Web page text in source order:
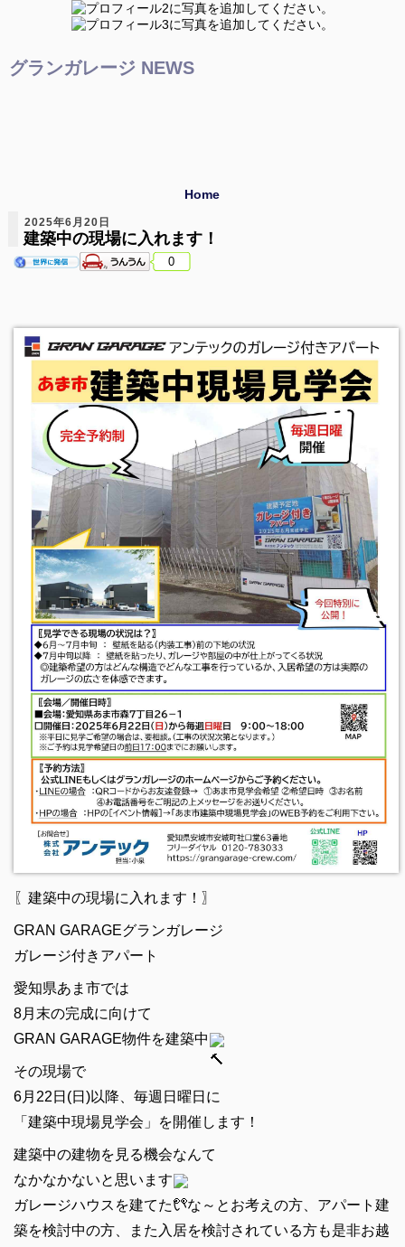
グランガレージ NEWS
Home
2025年6月20日
建築中の現場に入れます！
0
〖建築中の現場に入れます！〗
GRAN GARAGEグランガレージ
ガレージ付きアパート
愛知県あま市では
8月末の完成に向けて
GRAN GARAGE物件を建築中
その現場で
6月22日(日)以降、毎週日曜日に
「建築中現場見学会」を開催します！
建築中の建物を見る機会なんて
なかなかないと思います
ガレージハウスを建てたいな～とお考えの方、アパート建
築を検討中の方、また入居を検討されている方も是非お越